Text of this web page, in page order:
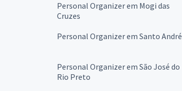
Personal Organizer em Mogi das
Cruzes
Personal Organizer em Santo André
Personal Organizer em São José do
Rio Preto